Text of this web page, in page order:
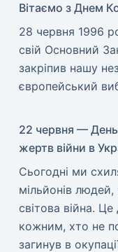
Вітаємо з Днем
​28 червня 1996
свій Основний
закріпив нашу
європейський
22 червня —
жертв війни в
​Сьогодні ми
мільйонів
світова війна.
кожним, хто не
загинув в